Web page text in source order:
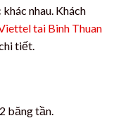
nhau. Khách
tai Binh Thuan
tiết.
băng tần.